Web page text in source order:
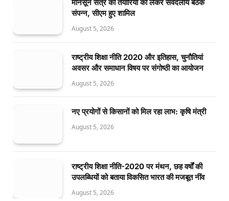
मॉनसून सत्र की तैयारियों को लेकर सर्वदलीय बैठक
संपन्न, सीएम हुए शामिल
August 5, 2026
राष्ट्रीय शिक्षा नीति 2020 और इतिहास, चुनौतियां
अवसर और समाधान विषय पर संगोष्ठी का आयोजन
August 5, 2026
नए प्रयोगों से किसानों को मिल रहा लाभ: कृषि मंत्री
August 5, 2026
राष्ट्रीय शिक्षा नीति-2020 पर मंथन, छह वर्षों की
उपलब्धियों को बताया विकसित भारत की मजबूत नींव
August 5, 2026